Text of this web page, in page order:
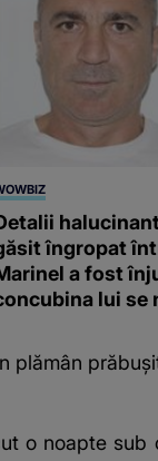
îngropat
a fost
lui se
plămân
o noapte